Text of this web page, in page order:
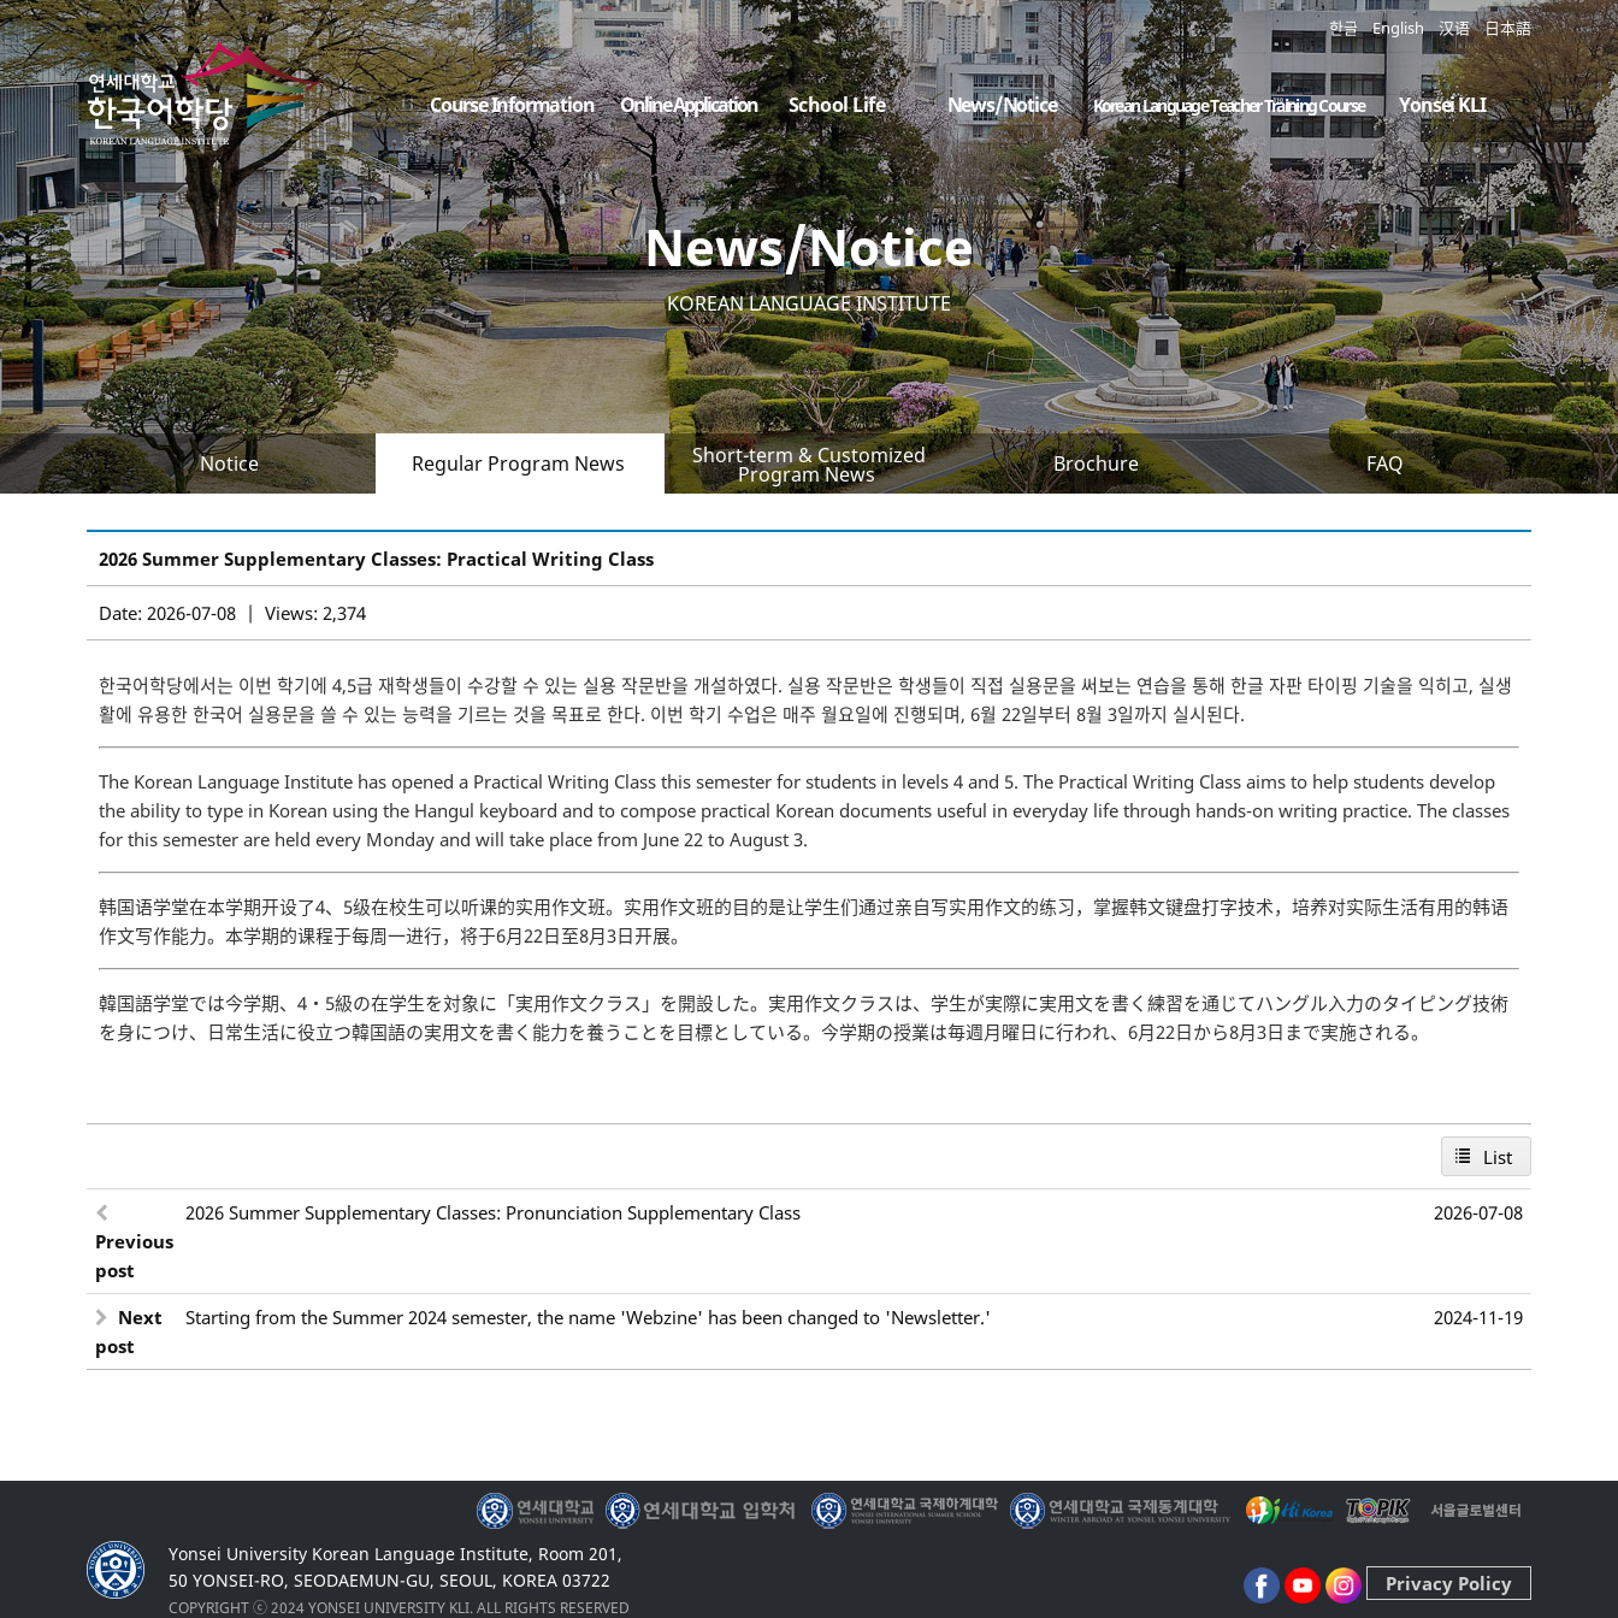
한글 English 汉语 日本語
Course Information Online Application School Life News/Notice Korean Language Teacher Training Course Yonsei KLI
News/Notice
KOREAN LANGUAGE INSTITUTE
Notice Regular Program News Short-term & Customized
Program News Brochure FAQ
2026 Summer Supplementary Classes: Practical Writing Class
Date: 2026-07-08 | Views: 2,374
한국어학당에서는 이번 학기에 4,5급 재학생들이 수강할 수 있는 실용 작문반을 개설하였다. 실용 작문반은 학생들이 직접 실용문을 써보는 연습을 통해 한글 자판 타이핑 기술을 익히고, 실생
활에 유용한 한국어 실용문을 쓸 수 있는 능력을 기르는 것을 목표로 한다. 이번 학기 수업은 매주 월요일에 진행되며, 6월 22일부터 8월 3일까지 실시된다.
The Korean Language Institute has opened a Practical Writing Class this semester for students in levels 4 and 5. The Practical Writing Class aims to help students develop
the ability to type in Korean using the Hangul keyboard and to compose practical Korean documents useful in everyday life through hands-on writing practice. The classes
for this semester are held every Monday and will take place from June 22 to August 3.
韩国语学堂在本学期开设了4、5级在校生可以听课的实用作文班。实用作文班的目的是让学生们通过亲自写实用作文的练习，掌握韩文键盘打字技术，培养对实际生活有用的韩语
作文写作能力。本学期的课程于每周一进行，将于6月22日至8月3日开展。
韓国語学堂では今学期、4・5級の在学生を対象に「実用作文クラス」を開設した。実用作文クラスは、学生が実際に実用文を書く練習を通じてハングル入力のタイピング技術
を身につけ、日常生活に役立つ韓国語の実用文を書く能力を養うことを目標としている。今学期の授業は毎週月曜日に行われ、6月22日から8月3日まで実施される。
List
Previous
post
2026 Summer Supplementary Classes: Pronunciation Supplementary Class 2026-07-08
Next
post
Starting from the Summer 2024 semester, the name 'Webzine' has been changed to 'Newsletter.' 2024-11-19
Yonsei University Korean Language Institute, Room 201,
50 YONSEI-RO, SEODAEMUN-GU, SEOUL, KOREA 03722
COPYRIGHT ⓒ 2024 YONSEI UNIVERSITY KLI. ALL RIGHTS RESERVED
Privacy Policy